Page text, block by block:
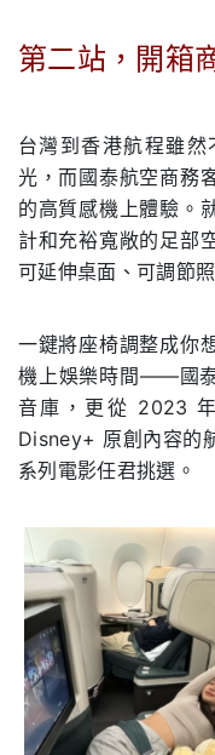
第⼆站，開箱
台灣到⾹港航程雖
光，⽽國泰航空商務
的⾼質感機上體驗。
計和充裕寬敞的⾜部
可延伸桌⾯、可調節
⼀鍵將座椅調整成你
機上娛樂時間——國
⾳庫，更從 2023
Disney+ 原創內容的
系列電影任君挑選。